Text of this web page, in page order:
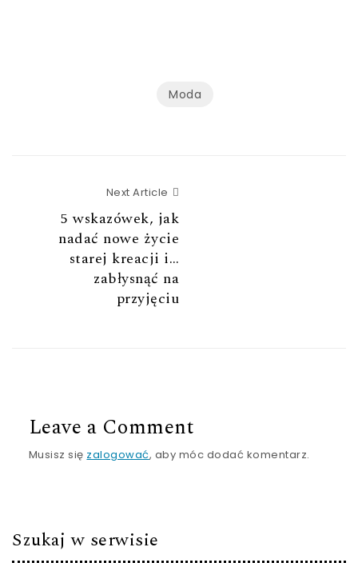
Moda
Next Article
5 wskazówek, jak
nadać nowe życie
starej kreacji i…
zabłysnąć na
przyjęciu
Leave a Comment
Musisz się zalogować, aby móc dodać komentarz.
Szukaj w serwisie